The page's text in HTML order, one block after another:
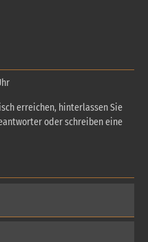
erreichen, hinterlassen Sie
oder schreiben eine